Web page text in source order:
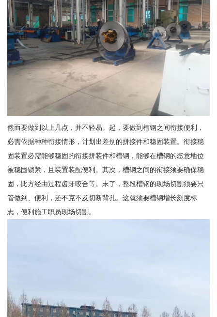
然而要做到以上几点，并不轻易。起，要做到槽钢之间衔接便利，
必需依据种种衔接情形，计划出差别的拼接件和稳固装置。衔接稳
固装置必需能够稳固的衔接拼装件和槽钢，能够在槽钢的恣意地位
被稳固锁紧，且装置装配便利。其次，槽钢之间的衔接须要确保稳
固，比方经由过程齿牙咬合等。末了，整段槽钢的现场切割须要只
管做到、便利，还不克不及切断背孔。这就须要槽钢增长刻度标
志，便利施工职员现场切割。